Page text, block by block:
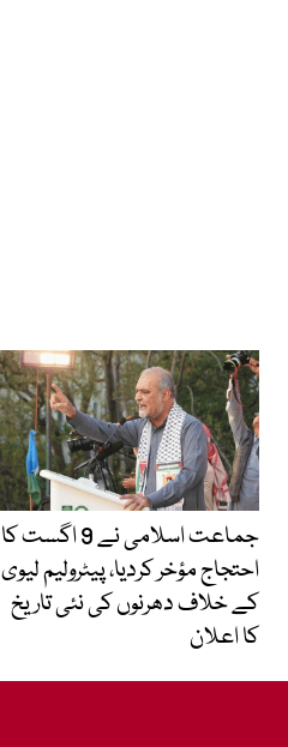
جماعت اسلامی نے 9 اگست کا
احتجاج مؤخر کردیا، پیٹرولیم لیوی
کے خلاف دھرنوں کی نئی تاریخ
کا اعلان